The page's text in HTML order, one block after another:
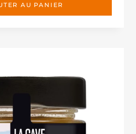
AU PANIER